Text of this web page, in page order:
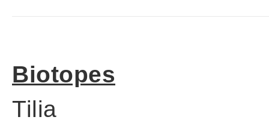
Biotopes
Tilia